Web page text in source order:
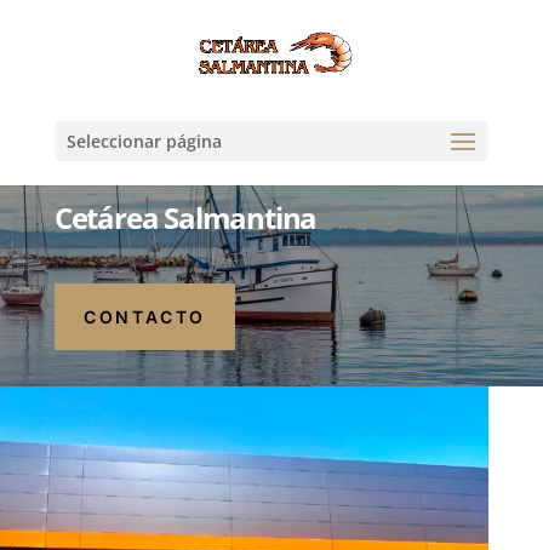
Seleccionar página
Cetárea Salmantina
CONTACTO